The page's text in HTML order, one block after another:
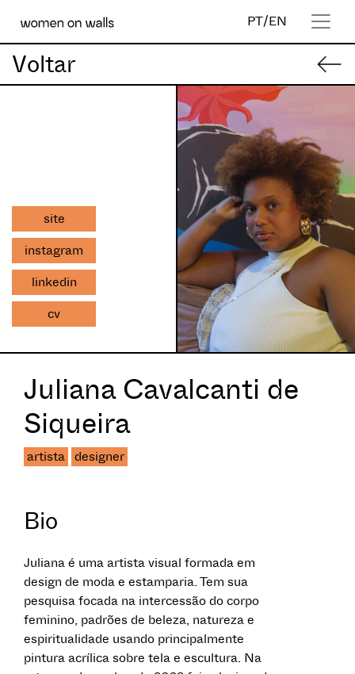
PT/EN
Voltar
site
instagram
linkedin
cv
Juliana Cavalcanti de
Siqueira
artista designer
Bio
Juliana é uma artista visual formada em
design de moda e estamparia. Tem sua
pesquisa focada na intercessão do corpo
feminino, padrões de beleza, natureza e
espiritualidade usando principalmente
pintura acrílica sobre tela e escultura. Na